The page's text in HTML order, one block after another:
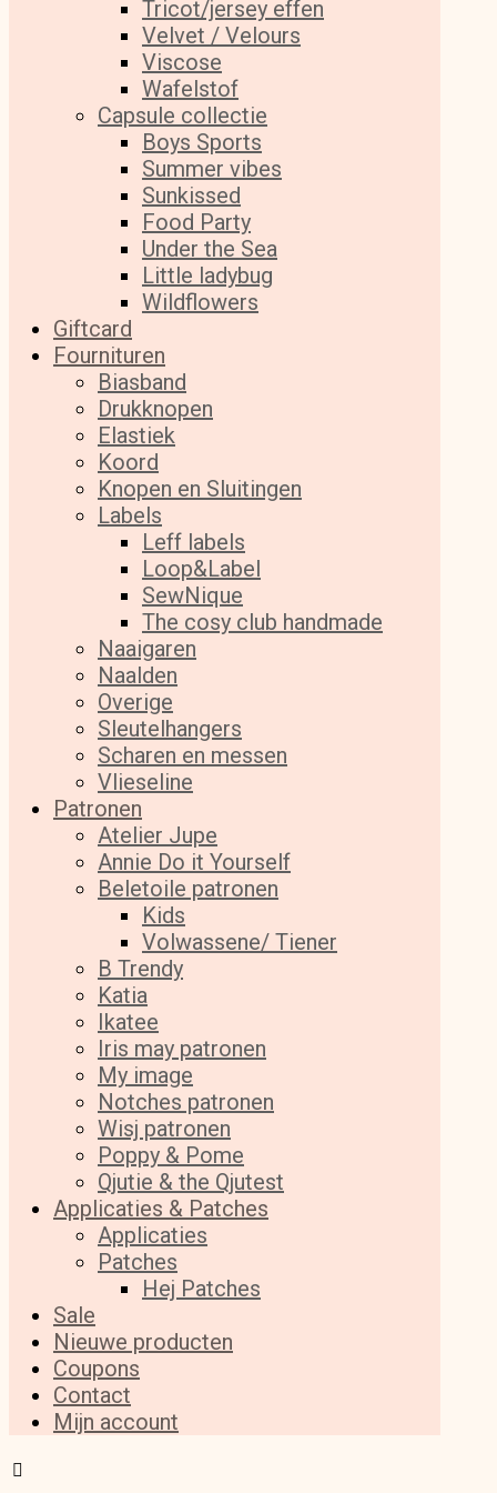
Tricot/jersey effen
Velvet / Velours
Viscose
Wafelstof
Capsule collectie
Boys Sports
Summer vibes
Sunkissed
Food Party
Under the Sea
Little ladybug
Wildflowers
Giftcard
Fournituren
Biasband
Drukknopen
Elastiek
Koord
Knopen en Sluitingen
Labels
Leff labels
Loop&Label
SewNique
The cosy club handmade
Naaigaren
Naalden
Overige
Sleutelhangers
Scharen en messen
Vlieseline
Patronen
Atelier Jupe
Annie Do it Yourself
Beletoile patronen
Kids
Volwassene/ Tiener
B Trendy
Katia
Ikatee
Iris may patronen
My image
Notches patronen
Wisj patronen
Poppy & Pome
Qjutie & the Qjutest
Applicaties & Patches
Applicaties
Patches
Hej Patches
Sale
Nieuwe producten
Coupons
Contact
Mijn account